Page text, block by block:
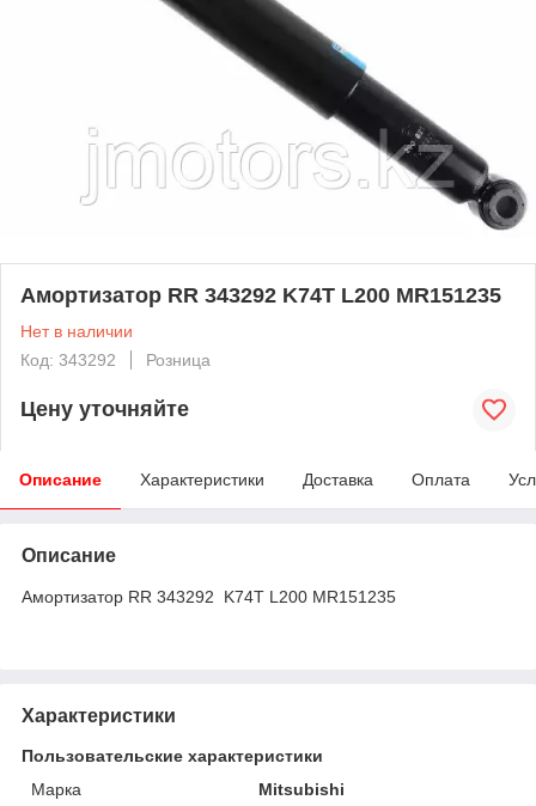
Амортизатор RR 343292 K74T L200 MR151235
Нет в наличии
Код: 343292
Розница
Цену уточняйте
Описание Характеристики Доставка Оплата
Описание
Амортизатор RR 343292 K74T L200 MR151235
Характеристики
Пользовательские характеристики
Марка
Mitsubishi